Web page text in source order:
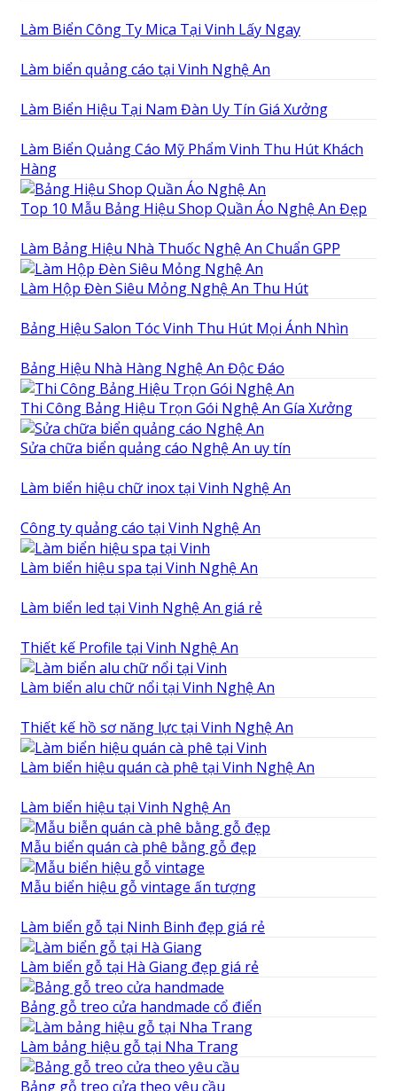
Làm Biển Công Ty Mica Tại Vinh Lấy Ngay
Làm biển quảng cáo tại Vinh Nghệ An
Làm Biển Hiệu Tại Nam Đàn Uy Tín Giá Xưởng
Làm Biển Quảng Cáo Mỹ Phẩm Vinh Thu Hút Khách
Hàng
Top 10 Mẫu Bảng Hiệu Shop Quần Áo Nghệ An Đẹp
Làm Bảng Hiệu Nhà Thuốc Nghệ An Chuẩn GPP
Làm Hộp Đèn Siêu Mỏng Nghệ An Thu Hút
Bảng Hiệu Salon Tóc Vinh Thu Hút Mọi Ánh Nhìn
Bảng Hiệu Nhà Hàng Nghệ An Độc Đáo
Thi Công Bảng Hiệu Trọn Gói Nghệ An Gía Xưởng
Sửa chữa biển quảng cáo Nghệ An uy tín
Làm biển hiệu chữ inox tại Vinh Nghệ An
Công ty quảng cáo tại Vinh Nghệ An
Làm biển hiệu spa tại Vinh Nghệ An
Làm biển led tại Vinh Nghệ An giá rẻ
Thiết kế Profile tại Vinh Nghệ An
Làm biển alu chữ nổi tại Vinh Nghệ An
Thiết kế hồ sơ năng lực tại Vinh Nghệ An
Làm biển hiệu quán cà phê tại Vinh Nghệ An
Làm biển hiệu tại Vinh Nghệ An
Mẫu biển quán cà phê bằng gỗ đẹp
Mẫu biển hiệu gỗ vintage ấn tượng
Làm biển gỗ tại Ninh Binh đẹp giá rẻ
Làm biển gỗ tại Hà Giang đẹp giá rẻ
Bảng gỗ treo cửa handmade cổ điển
Làm bảng hiệu gỗ tại Nha Trang
Bảng gỗ treo cửa theo yêu cầu